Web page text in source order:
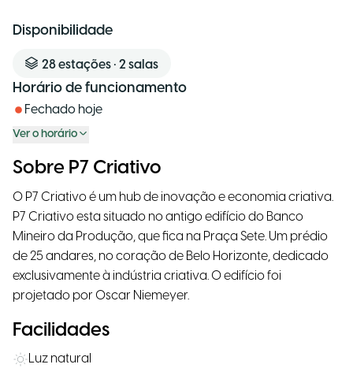
Disponibilidade
28estações • 2 salas
Horário de funcionamento
Fechado hoje
Ver o horário
Sobre P7 Criativo
O P7 Criativo é um hub de inovação e economia criativa.
P7 Criativo esta situado no antigo edifício do Banco
Mineiro da Produção, que fica na Praça Sete. Um prédio
de 25 andares, no coração de Belo Horizonte, dedicado
exclusivamente à indústria criativa. O edifício foi
projetado por Oscar Niemeyer.
Facilidades
Luz natural